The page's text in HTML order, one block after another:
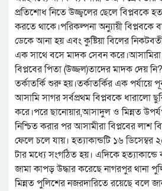
প্রতিশোধ নিতে উজ্জ্বলের ছেলে বিপ্লবকে
করতে থাকে।পরিকল্পনা অনু্যায়ী
ডেকে আনা হয় এবং কুষ্টিয়া বিলের
এক সাথে বসে মাদক সেবন করে।আসামিরা
বিপ্লবের পিতা (উজ্জল)তাদের মাদক দেয়
তর্কাতর্কি শুরু হয়।তর্কাতর্কির এক পর্যায়ে
আসামি সাগর সর্বপ্রথম বিপ্লবকে ধারালো
করে।পরে ছানোয়ার,আসাদুল ও মিন্নত
নিশ্চিত করার পর আসামীরা বিপ্লবের লাশ
ফেলে চলে যায়। হত্যাকান্ডটি ১৬
টার মধ্যে সংগঠিত হয়। এদিকে
জামা কাপড় উদ্ধার করেছে নাগরপুর থানা
মিন্নত পুলিশের নজরদারিতে রয়েছে বলে